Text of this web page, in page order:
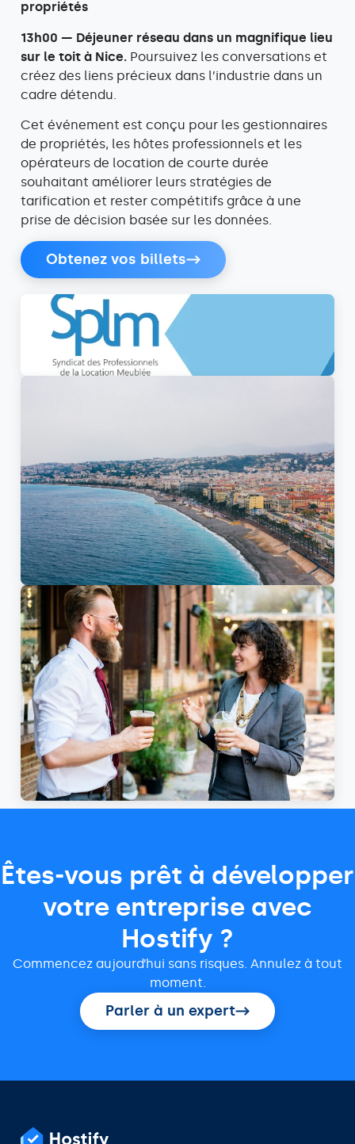
propriétés
13h00 — Déjeuner réseau dans un magnifique lieu
sur le toit à Nice. Poursuivez les conversations et
créez des liens précieux dans l’industrie dans un
cadre détendu.
Cet événement est conçu pour les gestionnaires
de propriétés, les hôtes professionnels et les
opérateurs de location de courte durée
souhaitant améliorer leurs stratégies de
tarification et rester compétitifs grâce à une
prise de décision basée sur les données.
Obtenez vos billets
Êtes-vous prêt à développer
votre entreprise avec
Hostify ?
Commencez aujourd’hui sans risques. Annulez à tout
moment.
Parler à un expert